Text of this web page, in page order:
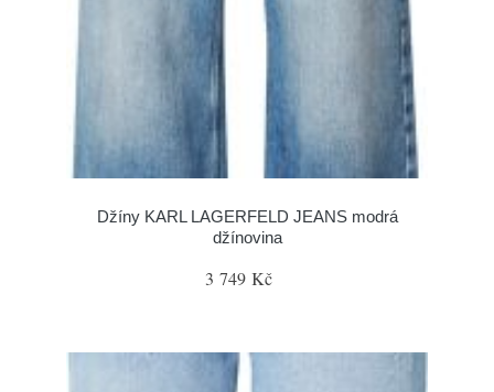
Džíny KARL LAGERFELD JEANS modrá
džínovina
3 749 Kč